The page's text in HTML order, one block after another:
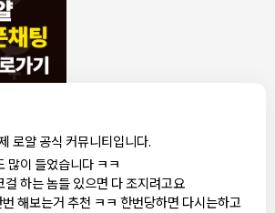
로얄 공식 커뮤니티입니다.
도 문의해보면 바로 알려줌
가보다 쌀수 없음
ㅋㅋㅋㅋ
ㅋㅋㅋㅋ
에코걸 여기서 예약 가능한가요?
하는게 좋음
많이 들었습니다 ㅋㅋ
걸 하는 놈들 있으면 다 조지려고요
해보는거 추천 ㅋㅋ 한번당하면 다시는하고